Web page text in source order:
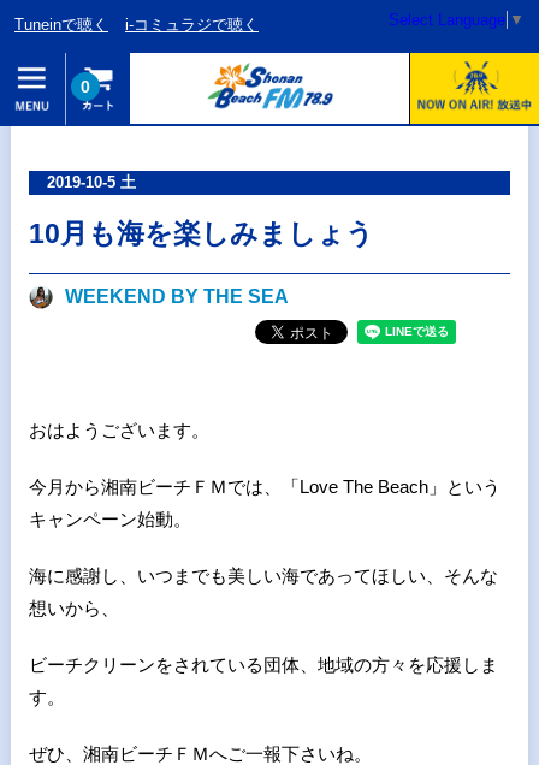
Tuneinで聴く i-コミュラジで聴く Select Language ▼
0
2019-10-5 土
10月も海を楽しみましょう
WEEKEND BY THE SEA
おはようございます。
今月から湘南ビーチＦＭでは、「Love The Beach」という
キャンペーン始動。
海に感謝し、いつまでも美しい海であってほしい、そんな
想いから、
ビーチクリーンをされている団体、地域の方々を応援しま
す。
ぜひ、湘南ビーチＦＭへご一報下さいね。